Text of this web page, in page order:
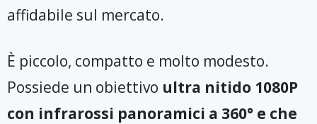
affidabile sul mercato.
È piccolo, compatto e molto modesto.
Possiede un obiettivo ultra nitido 1080P
con infrarossi panoramici a 360° e che